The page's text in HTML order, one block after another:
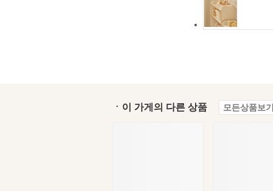
ㆍ이 가게의 다른 상품 모든상품보